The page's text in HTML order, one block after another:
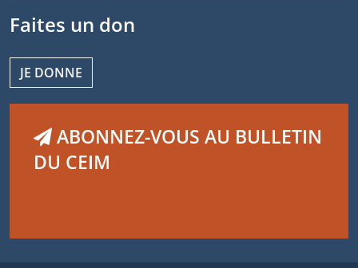
Faites un don
JE DONNE
ABONNEZ-VOUS AU BULLETIN
DU CEIM